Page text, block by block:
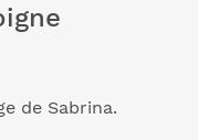
de Sabrina.